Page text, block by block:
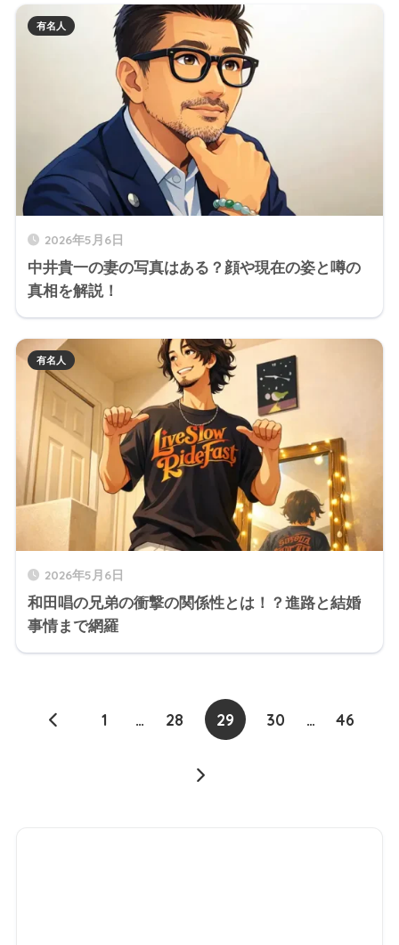
2026年5月6日
中井貴一の妻の写真はある？顔や現在の姿と噂の
真相を解説！
有名人
2026年5月6日
和田唱の兄弟の衝撃の関係性とは！？進路と結婚
事情まで網羅
有名人
1 … 28 29 30 … 46